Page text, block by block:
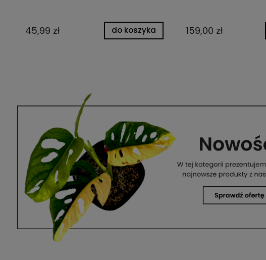
45,99 zł do koszyka 159,00 zł